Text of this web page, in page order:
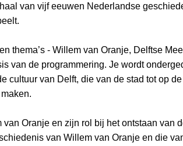
van vijf eeuwen Nederlandse
thema’s - Willem van Oranje, Delftse
van de programmering. Je wordt
cultuur van Delft, die van de stad tot op
van Oranje en zijn rol bij het ontstaan van
van Willem van Oranje en die